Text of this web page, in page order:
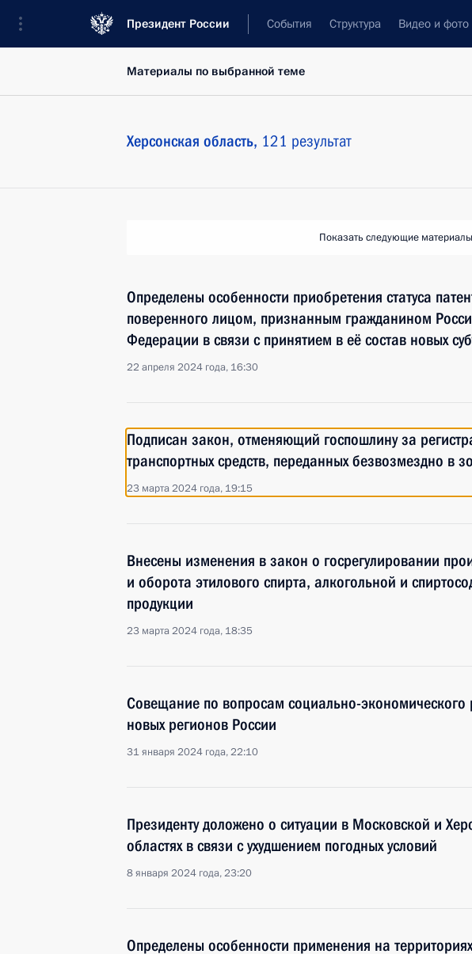
Президент России События Структура Видео и фото
Материалы по выбранной теме
Херсонская область, 121 результат
Показать следующие материалы
Определены особенности приобретения статуса
поверенного лицом, признанным гражданином
Федерации в связи с принятием в её состав новых
22 апреля 2024 года, 16:30
Подписан закон, отменяющий госпошлину за
транспортных средств, переданных безвозмездно в
23 марта 2024 года, 19:15
Внесены изменения в закон о госрегулировании
и оборота этилового спирта, алкогольной и
продукции
23 марта 2024 года, 18:35
Совещание по вопросам социально-экономического
новых регионов России
31 января 2024 года, 22:10
Президенту доложено о ситуации в Московской и
областях в связи с ухудшением погодных условий
8 января 2024 года, 23:20
Определены особенности применения на